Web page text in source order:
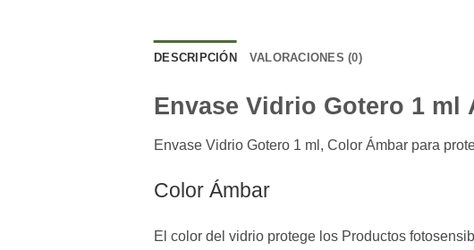
DESCRIPCIÓN VALORACIONES (0)
Envase Vidrio Gotero 1 ml
Envase Vidrio Gotero 1 ml, Color Ámbar para
Color Ámbar
El color del vidrio protege los Productos